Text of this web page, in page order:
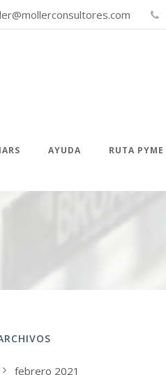
AYUDA RUTA PYME
febrero 2021